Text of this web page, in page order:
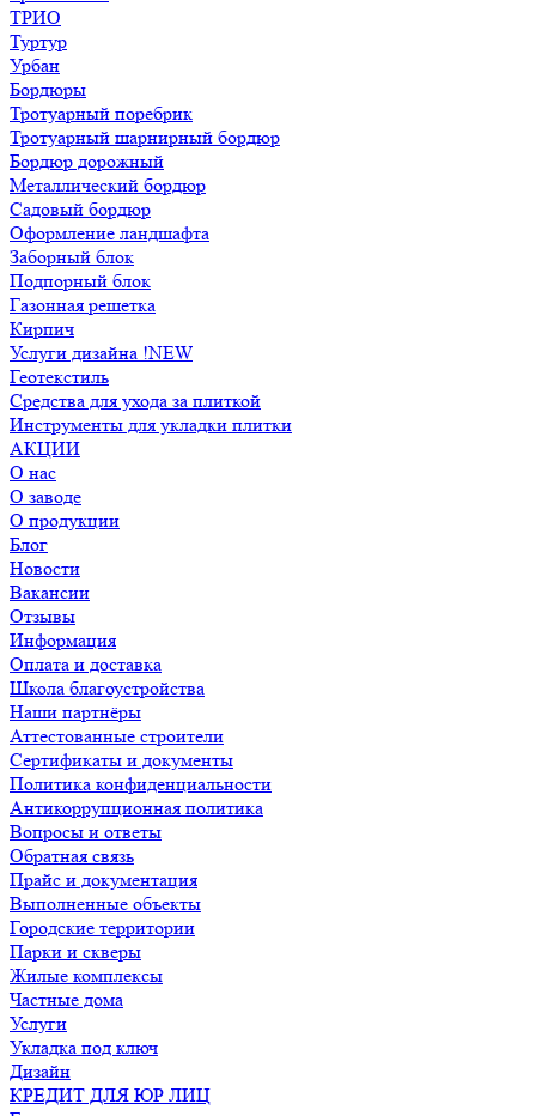
ТРИО
Туртур
Урбан
Бордюры
Тротуарный поребрик
Тротуарный шарнирный бордюр
Бордюр дорожный
Металлический бордюр
Садовый бордюр
Оформление ландшафта
Заборный блок
Подпорный блок
Газонная решетка
Кирпич
Услуги дизайна !NEW
Геотекстиль
Средства для ухода за плиткой
Инструменты для укладки плитки
АКЦИИ
О нас
О заводе
О продукции
Блог
Новости
Вакансии
Отзывы
Информация
Оплата и доставка
Школа благоустройства
Наши партнёры
Аттестованные строители
Сертификаты и документы
Политика конфиденциальности
Антикоррупционная политика
Вопросы и ответы
Обратная связь
Прайс и документация
Выполненные объекты
Городские территории
Парки и скверы
Жилые комплексы
Частные дома
Услуги
Укладка под ключ
Дизайн
КРЕДИТ ДЛЯ ЮР ЛИЦ